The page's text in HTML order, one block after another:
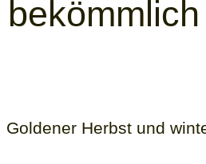
bekömmlich
Goldener Herbst und